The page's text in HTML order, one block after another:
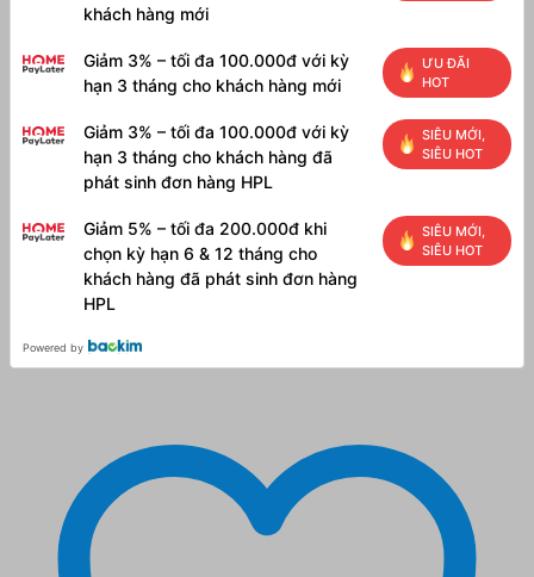
khách hàng mới
Giảm 3% – tối đa 100.000đ với kỳ
hạn 3 tháng cho khách hàng mới
ƯU ĐÃI
HOT
Giảm 3% – tối đa 100.000đ với kỳ
hạn 3 tháng cho khách hàng đã
phát sinh đơn hàng HPL
SIÊU MỚI,
SIÊU HOT
Giảm 5% – tối đa 200.000đ khi
chọn kỳ hạn 6 & 12 tháng cho
khách hàng đã phát sinh đơn hàng
HPL
SIÊU MỚI,
SIÊU HOT
Powered by